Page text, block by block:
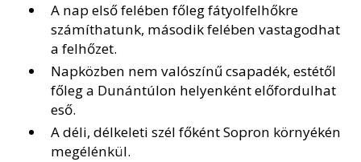
A nap első felében főleg fátyolfelhőkre
számíthatunk, második felében vastagodhat
a felhőzet.
Napközben nem valószínű csapadék, estétől
főleg a Dunántúlon helyenként előfordulhat
eső.
A déli, délkeleti szél főként Sopron környékén
megélénkül.